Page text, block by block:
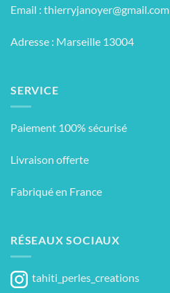
Email : thierryjanoyer@gmail.com
Adresse : Marseille 13004
SERVICE
Paiement 100% sécurisé
Livraison offerte
Fabriqué en France
RÉSEAUX SOCIAUX
tahiti_perles_creations